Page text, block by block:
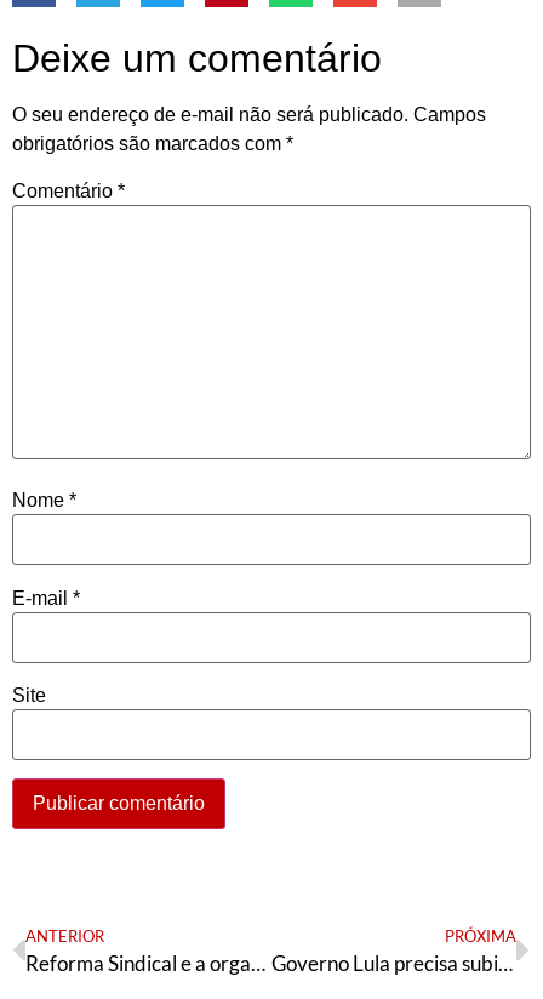
Deixe um comentário
O seu endereço de e-mail não será publicado. Campos
obrigatórios são marcados com *
Comentário *
Nome *
E-mail *
Site
ANTERIOR
Reforma Sindical e a organização dos trabalhadores informais
PRÓXIMA
Governo Lula precisa subir o tom com Israel